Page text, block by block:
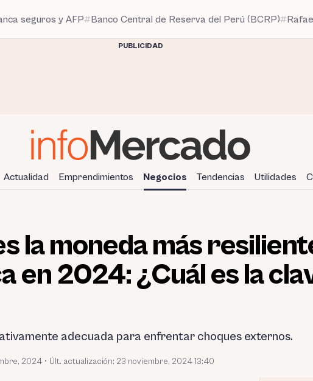
seguros y AFP Banco Central de Reserva del Perú (BCRP)
PUBLICIDAD
Actualidad Emprendimientos Negocios Tendencias Utilidades
la moneda más
en 2024: ¿Cuál es la
adecuada para enfrentar choques externos.
2024 • Últ. actualización: 23 noviembre, 2024 13:40